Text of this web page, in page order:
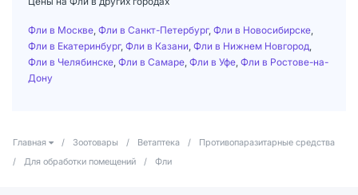
Фли в Москве Фли в Санкт-Петербург, Фли в Новосибирске
Фли в Екатеринбург, Фли в Казани Фли в Нижнем Новгород
Фли в Челябинске Фли в Самаре Фли в Уфе Фли в Ростове-на-
Дону
Главная / Зоотовары / Ветаптека /
Противопаразитарные средства
/
Для обработки помещений / Фли